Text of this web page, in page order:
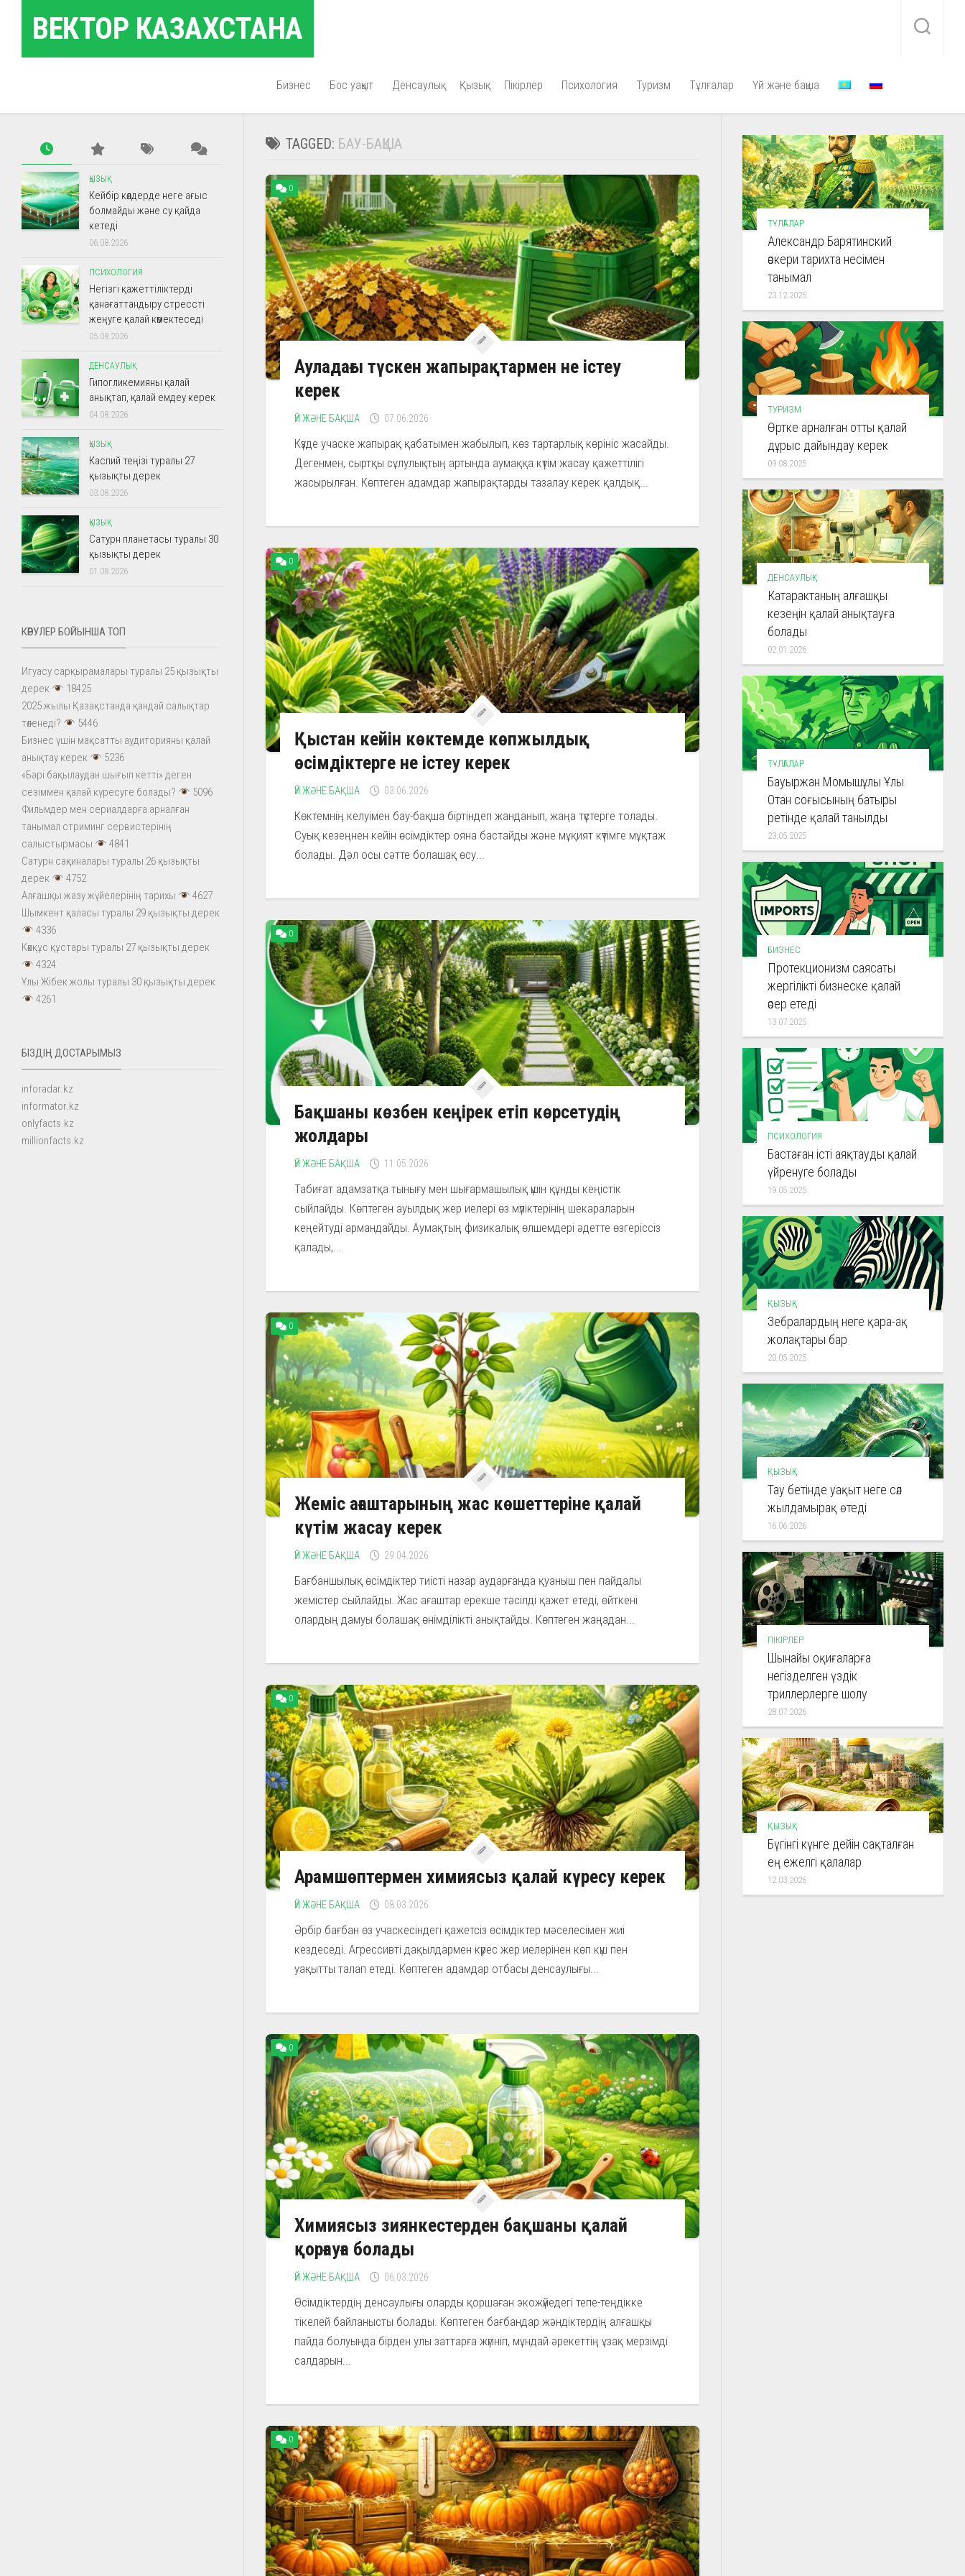
contentВЕКТОР КАЗАХСТАНА
Бизнес Бос уақыт Денсаулық Қызық Пікірлер Психология Туризм Тұлғалар Үй және бақша
TAGGED: БАУ-БАҚША
0
Ауладағы түскен жапырақтармен не істеу
керек
ҮЙ ЖӘНЕ БАҚША 07.06.2026
Күзде учаске жапырақ қабатымен жабылып, көз тартарлық көрініс жасайды.
Дегенмен, сыртқы сұлулықтың артында аумаққа күтім жасау қажеттілігі
жасырылған. Көптеген адамдар жапырақтарды тазалау керек қалдық...
0
Қыстан кейін көктемде көпжылдық
өсімдіктерге не істеу керек
ҮЙ ЖӘНЕ БАҚША 03.06.2026
Көктемнің келуімен бау-бақша біртіндеп жанданып, жаңа түстерге толады.
Суық кезеңнен кейін өсімдіктер ояна бастайды және мұқият күтімге мұқтаж
болады. Дәл осы сәтте болашақ өсу...
0
Бақшаны көзбен кеңірек етіп көрсетудің
жолдары
ҮЙ ЖӘНЕ БАҚША 11.05.2026
Табиғат адамзатқа тынығу мен шығармашылық үшін құнды кеңістік
сыйлайды. Көптеген ауылдық жер иелері өз мүліктерінің шекараларын
кеңейтуді армандайды. Аумақтың физикалық өлшемдері әдетте өзгеріссіз
қалады,...
0
Жеміс ағаштарының жас көшеттеріне қалай
күтім жасау керек
ҮЙ ЖӘНЕ БАҚША 29.04.2026
Бағбаншылық өсімдіктер тиісті назар аударғанда қуаныш пен пайдалы
жемістер сыйлайды. Жас ағаштар ерекше тәсілді қажет етеді, өйткені
олардың дамуы болашақ өнімділікті анықтайды. Көптеген жаңадан...
0
Арамшөптермен химиясыз қалай күресу керек
ҮЙ ЖӘНЕ БАҚША 08.03.2026
Әрбір бағбан өз учаскесіндегі қажетсіз өсімдіктер мәселесімен жиі
кездеседі. Агрессивті дақылдармен күрес жер иелерінен көп күш пен
уақытты талап етеді. Көптеген адамдар отбасы денсаулығы...
0
Химиясыз зиянкестерден бақшаны қалай
қорғауға болады
ҮЙ ЖӘНЕ БАҚША 06.03.2026
Өсімдіктердің денсаулығы оларды қоршаған экожүйедегі тепе-теңдікке
тікелей байланысты болады. Көптеген бағбандар жәндіктердің алғашқы
пайда болуында бірден улы заттарға жүгініп, мұндай әрекеттің ұзақ мерзімді
салдарын...
0
ҚЫЗЫҚ
Кейбір көлдерде неге ағыс
болмайды және су қайда
кетеді
06.08.2026
ПСИХОЛОГИЯ
Негізгі қажеттіліктерді
қанағаттандыру стрессті
жеңуге қалай көмектеседі
05.08.2026
ДЕНСАУЛЫҚ
Гипогликемияны қалай
анықтап, қалай емдеу керек
04.08.2026
ҚЫЗЫҚ
Каспий теңізі туралы 27
қызықты дерек
03.08.2026
ҚЫЗЫҚ
Сатурн планетасы туралы 30
қызықты дерек
01.08.2026
КӨРУЛЕР БОЙЫНША ТОП
Игуасу сарқырамалары туралы 25 қызықты
дерек
18425
2025 жылы Қазақстанда қандай салықтар
төленеді?
5446
Бизнес үшін мақсатты аудиторияны қалай
анықтау керек
5236
«Бәрі бақылаудан шығып кетті» деген
сезіммен қалай күресуге болады?
5096
Фильмдер мен сериалдарға арналған
танымал стриминг сервистерінің
салыстырмасы
4841
Сатурн сақиналары туралы 26 қызықты
дерек
4752
Алғашқы жазу жүйелерінің тарихы
4627
Шымкент қаласы туралы 29 қызықты дерек
4336
Көкқұс құстары туралы 27 қызықты дерек
4324
Ұлы Жібек жолы туралы 30 қызықты дерек
4261
БІЗДІҢ ДОСТАРЫМЫЗ
inforadar.kz
informator.kz
onlyfacts.kz
millionfacts.kz
ТҰЛҒАЛАР
Александр Барятинский
әскери тарихта несімен
танымал
23.12.2025
ТУРИЗМ
Өртке арналған отты қалай
дұрыс дайындау керек
09.08.2025
ДЕНСАУЛЫҚ
Катарактаның алғашқы
кезеңін қалай анықтауға
болады
02.01.2026
ТҰЛҒАЛАР
Бауыржан Момышұлы Ұлы
Отан соғысының батыры
ретінде қалай танылды
23.05.2025
БИЗНЕС
Протекционизм саясаты
жергілікті бизнеске қалай
әсер етеді
13.07.2025
ПСИХОЛОГИЯ
Бастаған істі аяқтауды қалай
үйренуге болады
19.05.2025
ҚЫЗЫҚ
Зебралардың неге қара-ақ
жолақтары бар
20.05.2025
ҚЫЗЫҚ
Тау бетінде уақыт неге сәл
жылдамырақ өтеді
16.06.2026
ПІКІРЛЕР
Шынайы оқиғаларға
негізделген үздік
триллерлерге шолу
28.07.2026
ҚЫЗЫҚ
Бүгінгі күнге дейін сақталған
ең ежелгі қалалар
12.03.2026